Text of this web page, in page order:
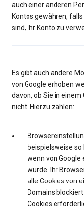
auch einer anderen
Kontos gewähren,
sind, Ihr Konto zu
Es gibt auch andere
von Google erhoben
davon, ob Sie in
nicht. Hierzu zählen:
beispielsweise
wenn von Google
wurde. Ihr
alle Cookies von
Domains
Cookies